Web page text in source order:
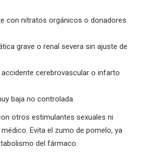
con nitratos orgánicos o donadores
grave o renal severa sin ajuste de
cerebrovascular o infarto
baja no controlada.
otros estimulantes sexuales ni
Evita el zumo de pomelo, ya
del fármaco.